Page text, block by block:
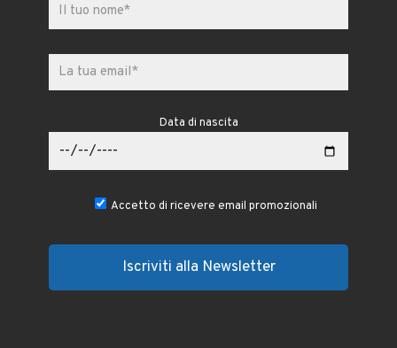
Data di nascita
Accetto di ricevere email promozionali